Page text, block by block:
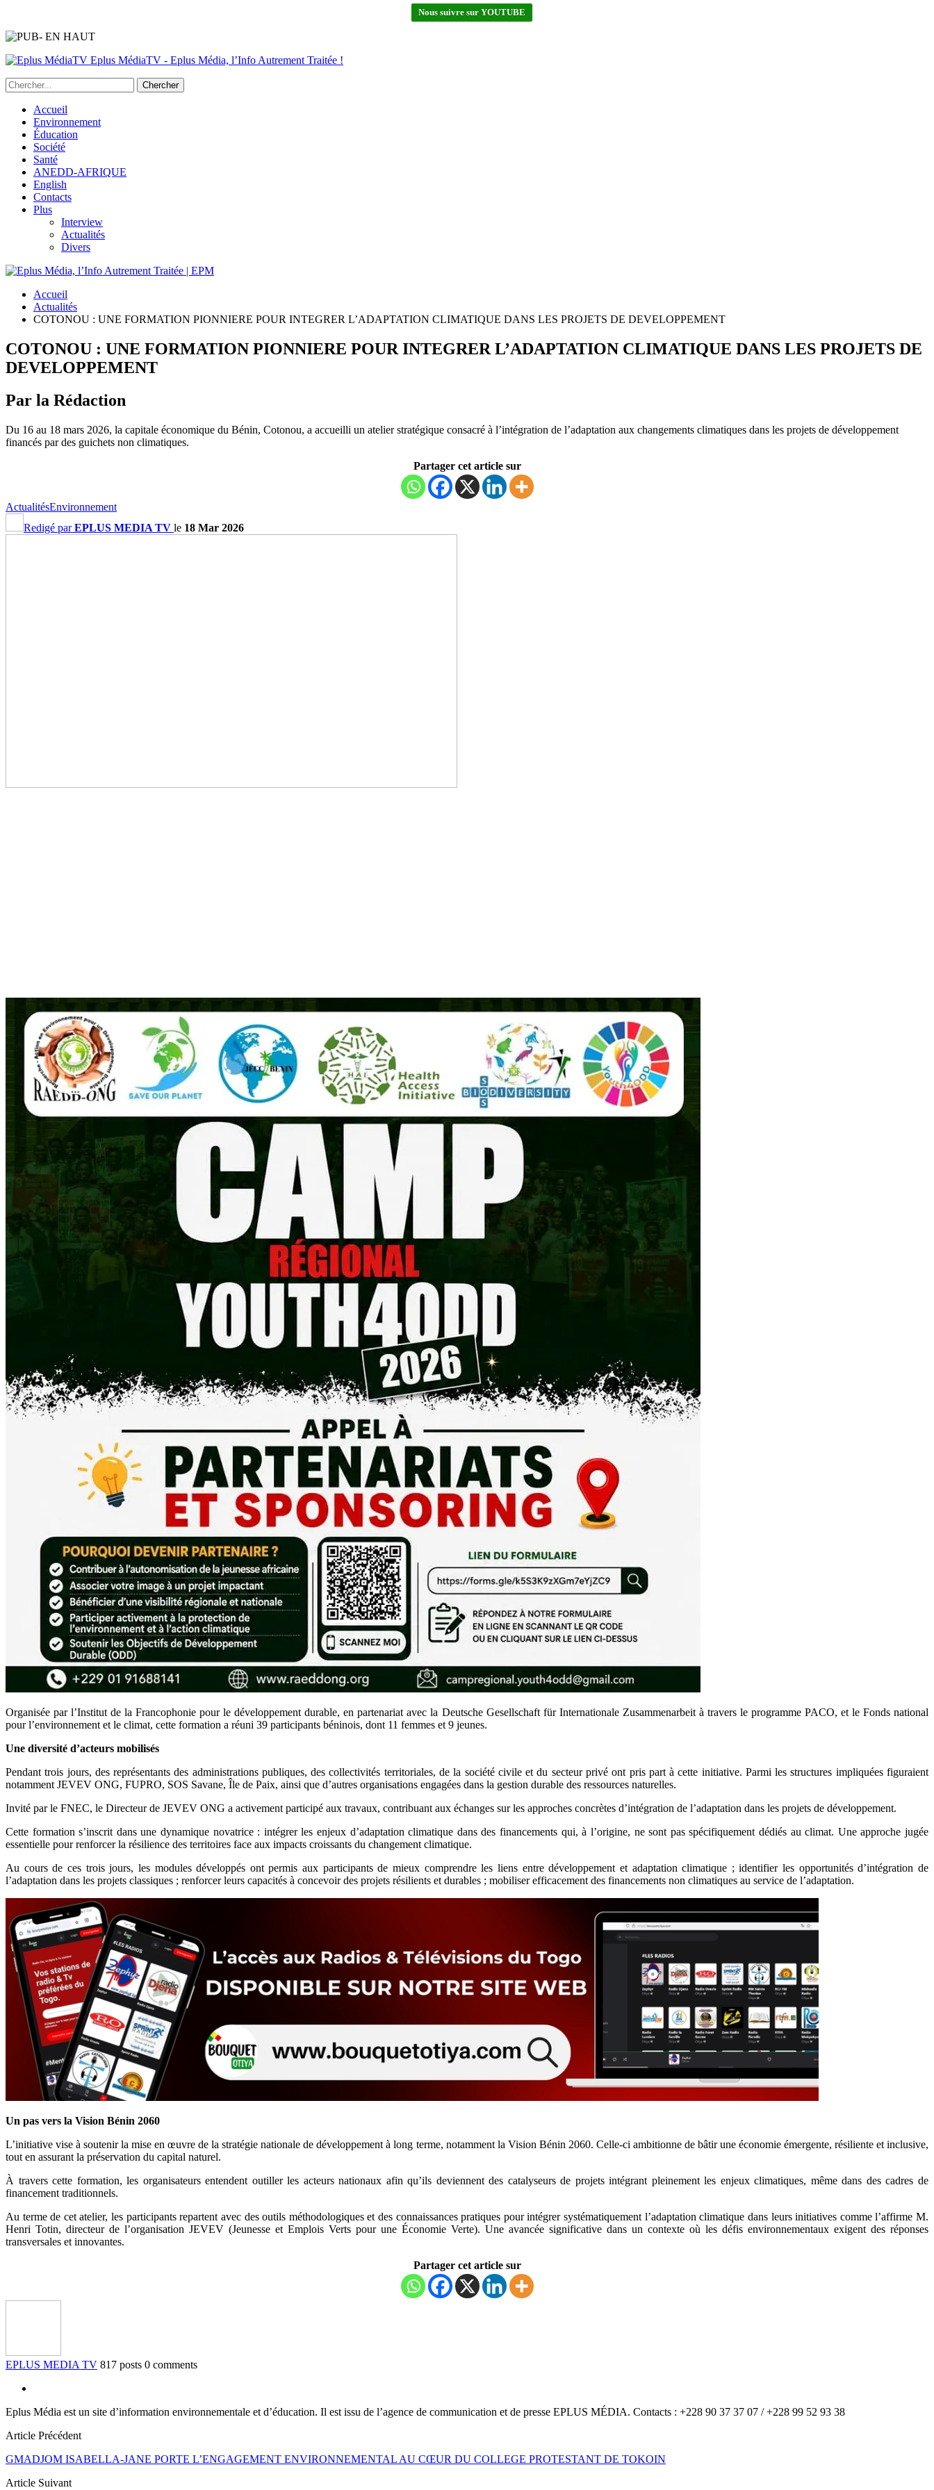
Nous suivre sur YOUTUBE
Eplus MédiaTV - Eplus Média, l’Info Autrement Traitée !
Accueil
Environnement
Éducation
Société
Santé
ANEDD-AFRIQUE
English
Contacts
Plus
Interview
Actualités
Divers
Accueil
Actualités
COTONOU : UNE FORMATION PIONNIERE POUR INTEGRER L’ADAPTATION CLIMATIQUE DANS LES PROJETS DE DEVELOPPEMENT
COTONOU : UNE FORMATION PIONNIERE POUR INTEGRER L’ADAPTATION CLIMATIQUE DANS LES PROJETS DE
DEVELOPPEMENT
Par la Rédaction
Du 16 au 18 mars 2026, la capitale économique du Bénin, Cotonou, a accueilli un atelier stratégique consacré à l’intégration de l’adaptation aux changements climatiques dans les projets de développement
financés par des guichets non climatiques.
Partager cet article sur
ActualitésEnvironnement
Redigé parEPLUS MEDIA TV le 18 Mar 2026
Organisée par l’Institut de la Francophonie pour le développement durable, en partenariat avec la Deutsche Gesellschaft für Internationale Zusammenarbeit à travers le programme PACO, et le Fonds national
pour l’environnement et le climat, cette formation a réuni 39 participants béninois, dont 11 femmes et 9 jeunes.
Une diversité d’acteurs mobilisés
Pendant trois jours, des représentants des administrations publiques, des collectivités territoriales, de la société civile et du secteur privé ont pris part à cette initiative. Parmi les structures impliquées figuraient
notamment JEVEV ONG, FUPRO, SOS Savane, Île de Paix, ainsi que d’autres organisations engagées dans la gestion durable des ressources naturelles.
Invité par le FNEC, le Directeur de JEVEV ONG a activement participé aux travaux, contribuant aux échanges sur les approches concrètes d’intégration de l’adaptation dans les projets de développement.
Cette formation s’inscrit dans une dynamique novatrice : intégrer les enjeux d’adaptation climatique dans des financements qui, à l’origine, ne sont pas spécifiquement dédiés au climat. Une approche jugée
essentielle pour renforcer la résilience des territoires face aux impacts croissants du changement climatique.
Au cours de ces trois jours, les modules développés ont permis aux participants de mieux comprendre les liens entre développement et adaptation climatique ; identifier les opportunités d’intégration de
l’adaptation dans les projets classiques ; renforcer leurs capacités à concevoir des projets résilients et durables ; mobiliser efficacement des financements non climatiques au service de l’adaptation.
Un pas vers la Vision Bénin 2060
L’initiative vise à soutenir la mise en œuvre de la stratégie nationale de développement à long terme, notamment la Vision Bénin 2060. Celle-ci ambitionne de bâtir une économie émergente, résiliente et inclusive,
tout en assurant la préservation du capital naturel.
À travers cette formation, les organisateurs entendent outiller les acteurs nationaux afin qu’ils deviennent des catalyseurs de projets intégrant pleinement les enjeux climatiques, même dans des cadres de
financement traditionnels.
Au terme de cet atelier, les participants repartent avec des outils méthodologiques et des connaissances pratiques pour intégrer systématiquement l’adaptation climatique dans leurs initiatives comme l’affirme M.
Henri Totin, directeur de l’organisation JEVEV (Jeunesse et Emplois Verts pour une Économie Verte). Une avancée significative dans un contexte où les défis environnementaux exigent des réponses
transversales et innovantes.
Partager cet article sur
EPLUS MEDIA TV 817 posts 0 comments
Eplus Média est un site d’information environnementale et d’éducation. Il est issu de l’agence de communication et de presse EPLUS MÉDIA. Contacts : +228 90 37 37 07 / +228 99 52 93 38
Article Précédent
GMADJOM ISABELLA-JANE PORTE L’ENGAGEMENT ENVIRONNEMENTAL AU CŒUR DU COLLEGE PROTESTANT DE TOKOIN
Article Suivant